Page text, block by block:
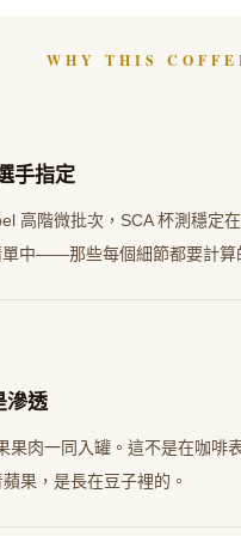
WHY THIS
手指定
高階微批次，SCA 杯測穩定
中——那些每個細節都要計
透
肉一同入罐。這不是在咖啡
果，是長在豆子裡的。